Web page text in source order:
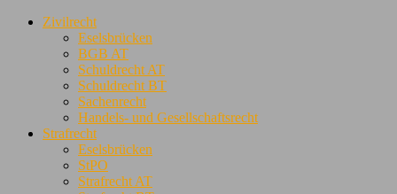
Zivilrecht
Eselsbrücken
BGB AT
Schuldrecht AT
Schuldrecht BT
Sachenrecht
Handels- und Gesellschaftsrecht
Strafrecht
Eselsbrücken
StPO
Strafrecht AT